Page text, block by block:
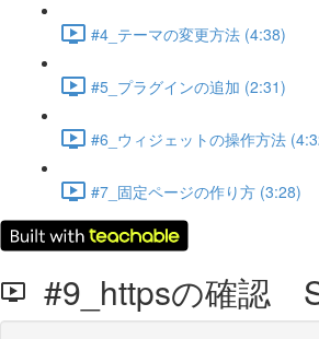
#4_テーマの変更方法 (4:38)
#5_プラグインの追加 (2:31)
#6_ウィジェットの操作方法
#7_固定ページの作り方 (3:28)
#9_httpsの確認